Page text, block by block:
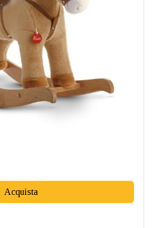
Acquista